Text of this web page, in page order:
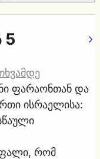
5
ფარაონთან და
ისრაელისა:
რომ